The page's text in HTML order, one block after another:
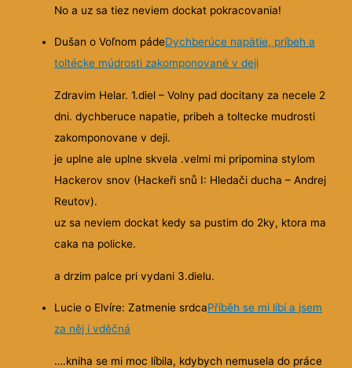
No a uz sa tiez neviem dockat pokracovania!
Dušan o Voľnom pádeDychberúce napätie, príbeh a
toltécke múdrosti zakomponované v deji
Zdravim Helar. 1.diel – Volny pad docitany za necele 2
dni. dychberuce napatie, pribeh a toltecke mudrosti
zakomponovane v deji.
je uplne ale uplne skvela .velmi mi pripomina stylom
Hackerov snov (Hackeři snů I: Hledači ducha – Andrej
Reutov).
uz sa neviem dockat kedy sa pustim do 2ky, ktora ma
caka na policke.
a drzim palce pri vydani 3.dielu.
Lucie o Elvíre: Zatmenie srdcaPříběh se mi líbí a jsem
za něj i vděčná
….kniha se mi moc líbila, kdybych nemusela do práce